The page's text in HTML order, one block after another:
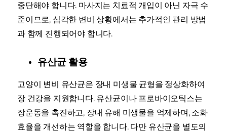
중단해야 합니다. 마사지는 치료적 개입이 아닌 자극 수
준이므로, 심각한 변비 상황에서는 추가적인 관리 방법
과 함께 진행되어야 합니다.
유산균 활용
고양이 변비 유산균은 장내 미생물 균형을 정상화하여
장 건강을 지원합니다. 유산균이나 프로바이오틱스는
장운동을 촉진하고, 장내 유해 미생물을 억제하며, 소화
효율을 개선하는 역할을 합니다. 다만 유산균을 별도의